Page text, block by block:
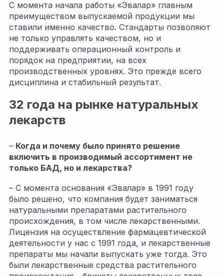
С момента начала работы «Эвалар» главным
преимуществом выпускаемой продукции мы
ставили именно качество. Стандарты позволяют
не только управлять качеством, но и
поддерживать операционный контроль и
порядок на предприятии, на всех
производственных уровнях. Это прежде всего
дисциплина и стабильный результат.
32 года на рынке натуральных
лекарств
– Когда и почему было принято решение
включить в производимый ассортимент не
только БАД, но и лекарства?
– С момента основания «Эвалар» в 1991 году
было решено, что компания будет заниматься
натуральными препаратами растительного
происхождения, в том числе лекарственными.
Лицензия на осуществление фармацевтической
деятельности у нас с 1991 года, и лекарственные
препараты мы начали выпускать уже тогда. Это
были лекарственные средства растительного